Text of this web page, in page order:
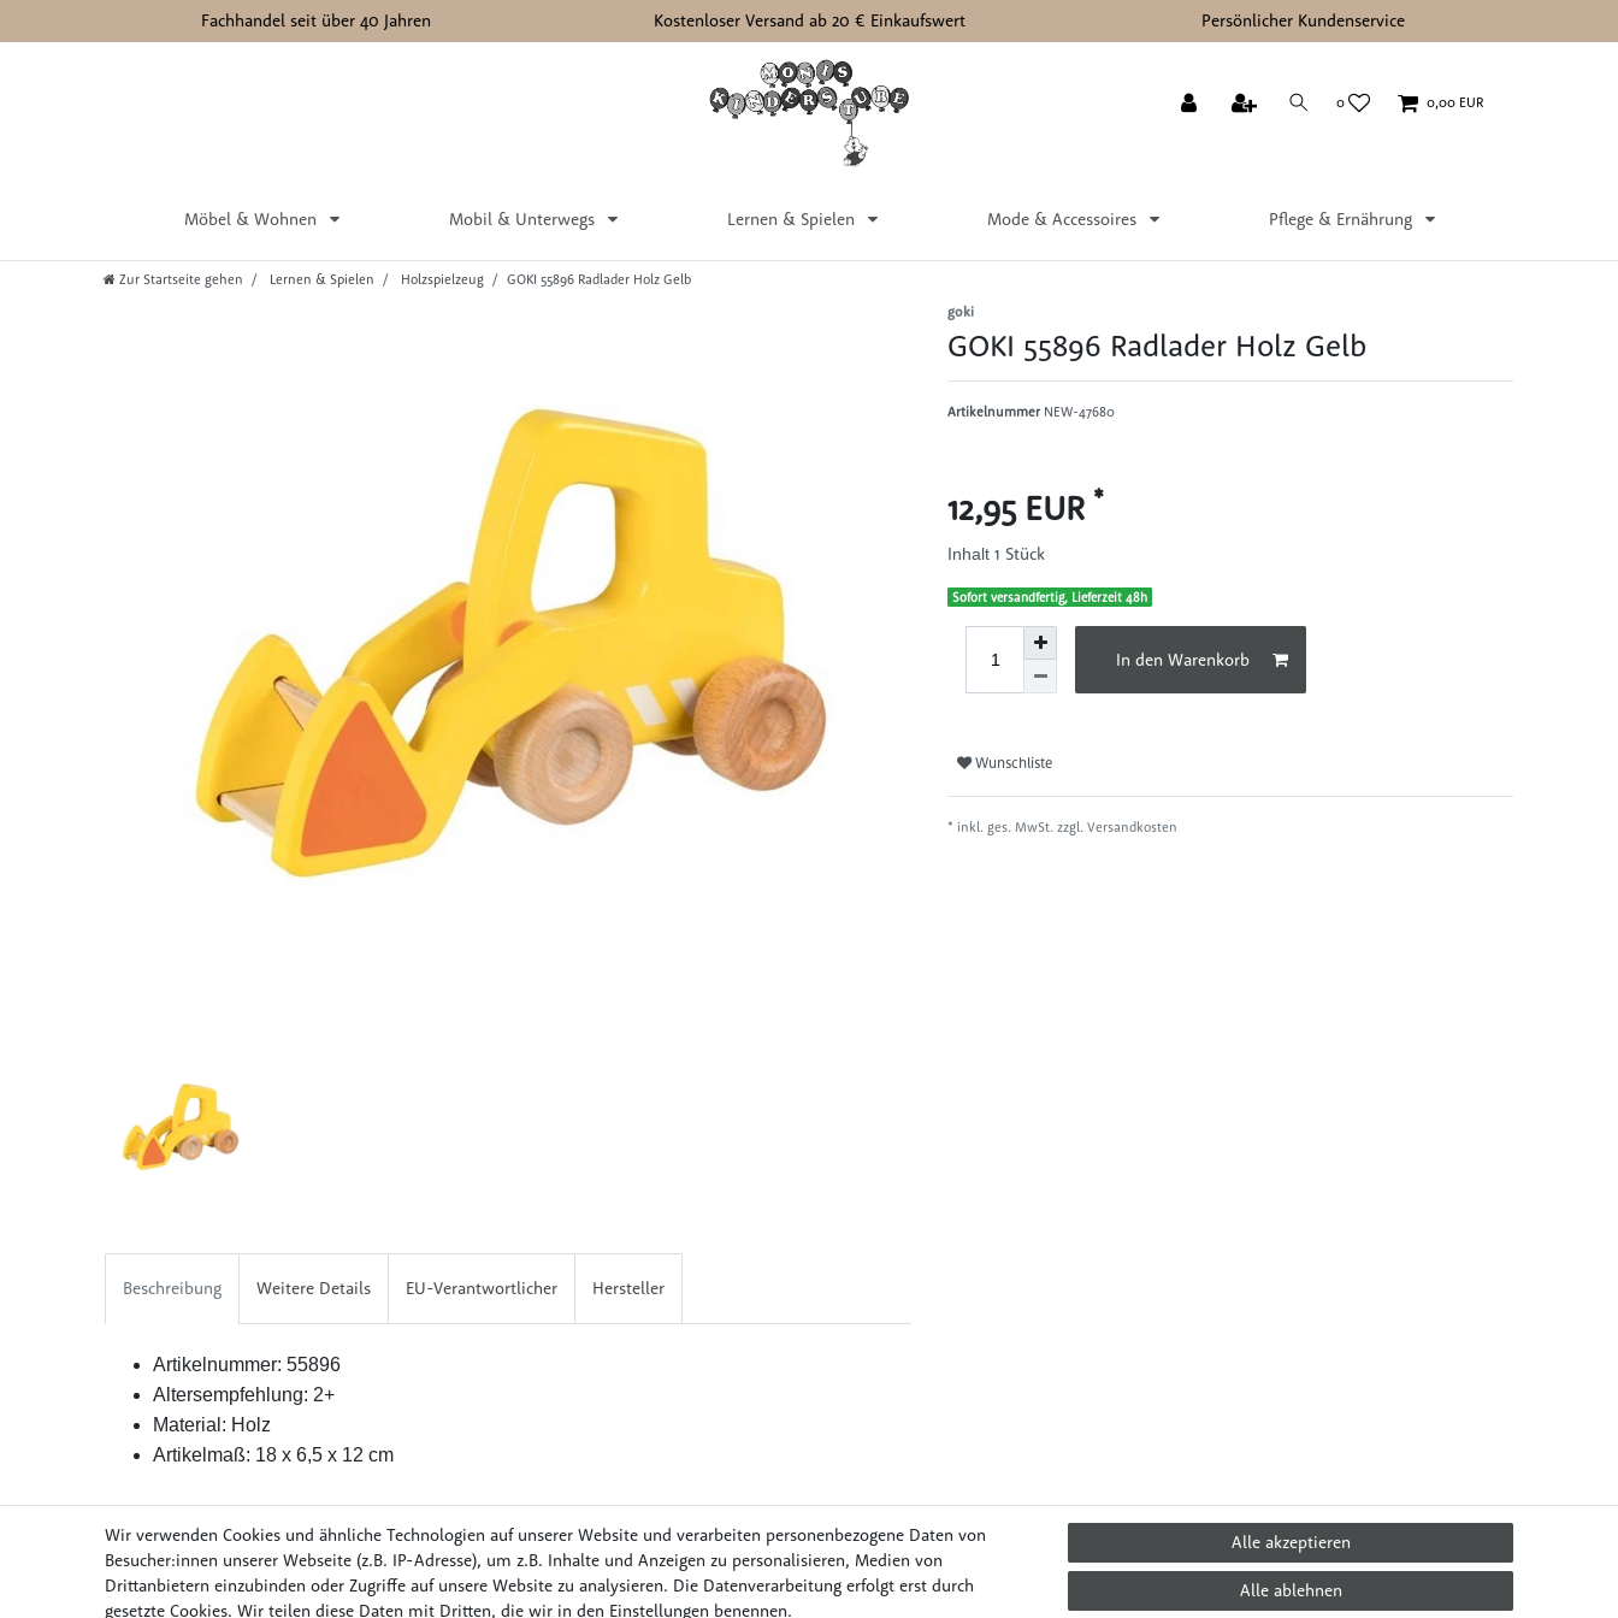
Fachhandel seit über 40 Jahren Kostenloser Versand ab 20 € Einkaufswert Persönlicher Kundenservice
0 0,00 EUR
Möbel & Wohnen Mobil & Unterwegs Lernen & Spielen Mode & Accessoires Pflege & Ernährung
Zur Startseite gehen Lernen & Spielen Holzspielzeug
GOKI 55896 Radlader Holz Gelb
goki
GOKI 55896 Radlader Holz Gelb
Artikelnummer NEW-47680
12,95 EUR *
Inhalt 1 Stück
Sofort versandfertig, Lieferzeit 48h
In den Warenkorb
Wunschliste
* inkl. ges. MwSt. zzgl. Versandkosten
Beschreibung Weitere Details EU-Verantwortlicher Hersteller
Artikelnummer: 55896
Altersempfehlung: 2+
Material: Holz
Artikelmaß: 18 x 6,5 x 12 cm
Möbel & Wohnen Mobil & Unterwegs Lernen & Spielen Mode & Accessories Über Uns
Wir verwenden Cookies und ähnliche Technologien auf unserer Website und verarbeiten personenbezogene Daten von
Besucher:innen unserer Webseite (z.B. IP-Adresse), um z.B. Inhalte und Anzeigen zu personalisieren, Medien von
Drittanbietern einzubinden oder Zugriffe auf unsere Website zu analysieren. Die Datenverarbeitung erfolgt erst durch
gesetzte Cookies. Wir teilen diese Daten mit Dritten, die wir in den Einstellungen benennen.
Alle akzeptieren
Alle ablehnen